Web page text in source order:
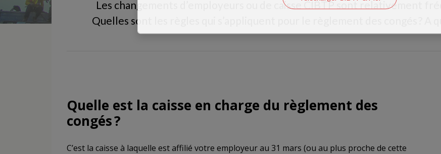
Les changements d’employeurs ou de caisse CIBTP sont relativement
Quelles sont les règles qui s’appliquent pour le règlement des congés ? A
Quelle est la caisse en charge du règlement des
congés ?
C’est la caisse à laquelle est affilié votre employeur au 31 mars (ou au plus proche de cette